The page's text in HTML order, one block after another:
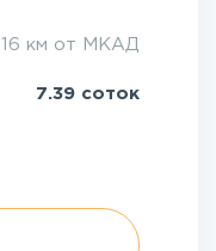
16 км от МКАД
7.39 соток